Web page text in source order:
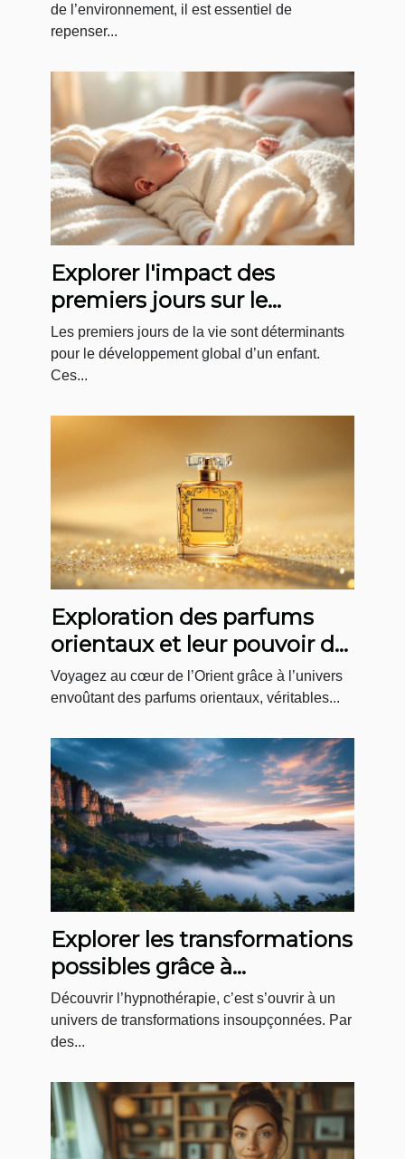
de l’environnement, il est essentiel de
repenser...
Explorer l'impact des
premiers jours sur le
développement infantile
Les premiers jours de la vie sont déterminants
pour le développement global d’un enfant.
Ces...
Exploration des parfums
orientaux et leur pouvoir de
séduction mystérieuse
Voyagez au cœur de l’Orient grâce à l’univers
envoûtant des parfums orientaux, véritables...
Explorer les transformations
possibles grâce à
l'hypnothérapie
Découvrir l’hypnothérapie, c’est s’ouvrir à un
univers de transformations insoupçonnées. Par
des...